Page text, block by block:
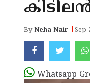
ByNeha Nair Sep
Whatsapp